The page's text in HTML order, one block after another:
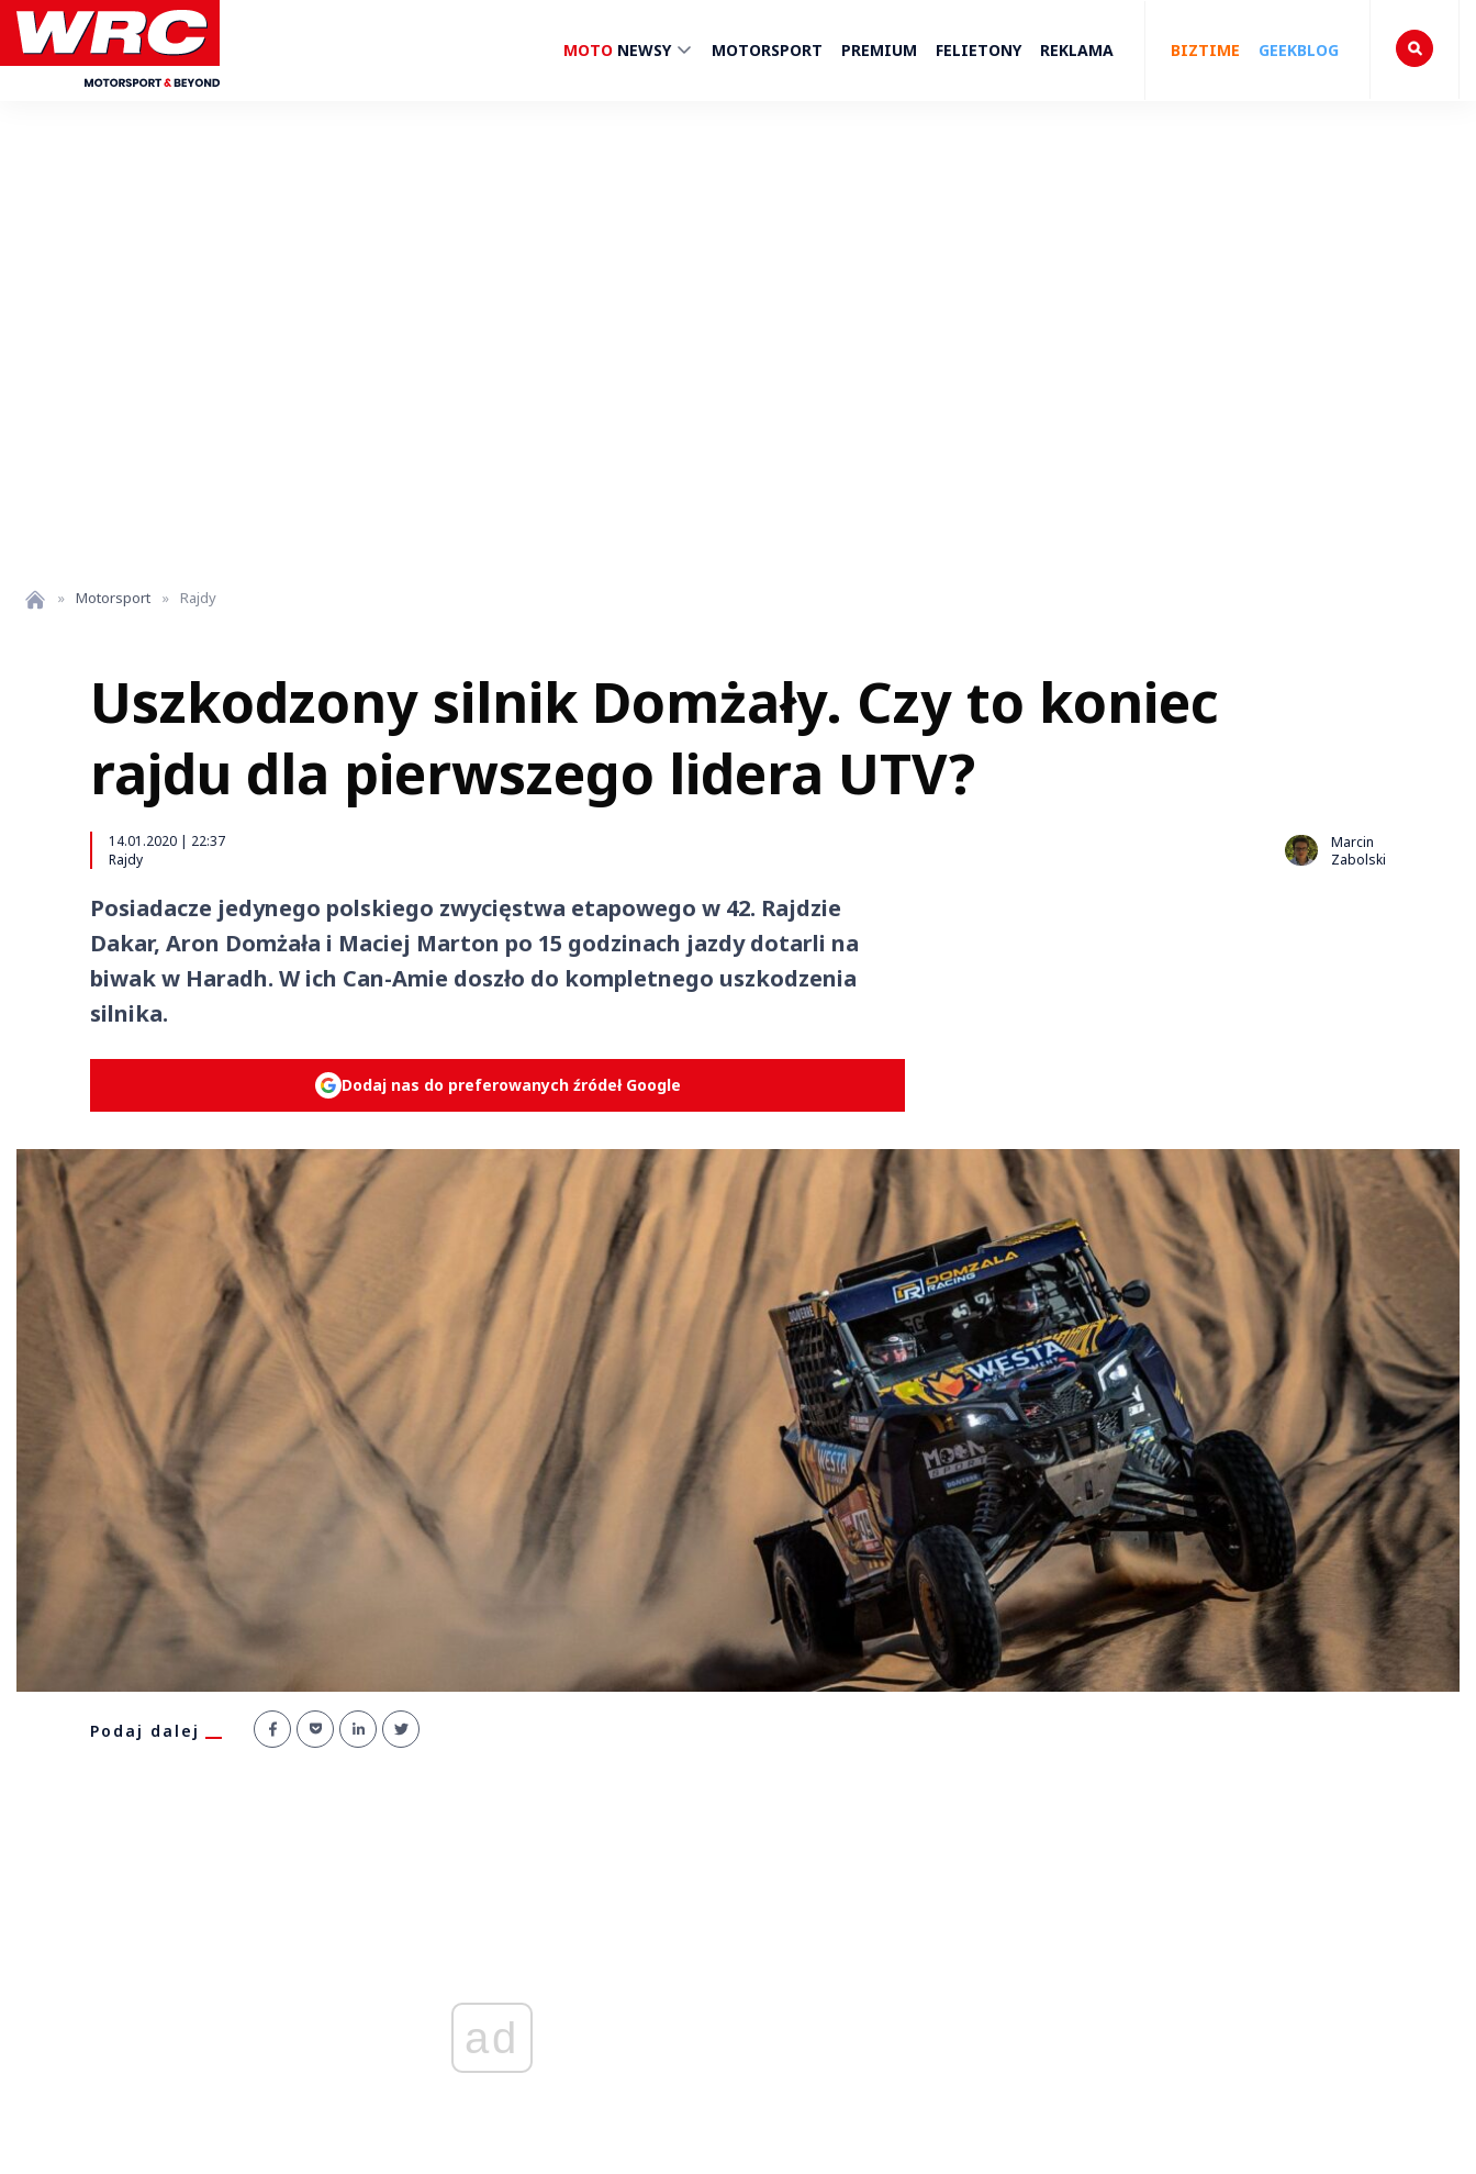
MOTO NEWSY MOTORSPORT PREMIUM FELIETONY REKLAMA BIZTIME GEEKBLOG
» Motorsport » Rajdy
Uszkodzony silnik Domżały. Czy to koniec
rajdu dla pierwszego lidera UTV?
14.01.2020 | 22:37
Rajdy
Marcin
Zabolski
Posiadacze jedynego polskiego zwycięstwa etapowego w 42. Rajdzie
Dakar, Aron Domżała i Maciej Marton po 15 godzinach jazdy dotarli na
biwak w Haradh. W ich Can-Amie doszło do kompletnego uszkodzenia
silnika.
Dodaj nas do preferowanych źródeł Google
Podaj dalej
ad